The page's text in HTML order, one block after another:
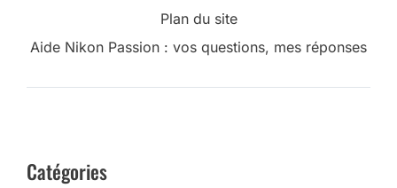
Plan du site
Aide Nikon Passion : vos questions, mes réponses
Catégories